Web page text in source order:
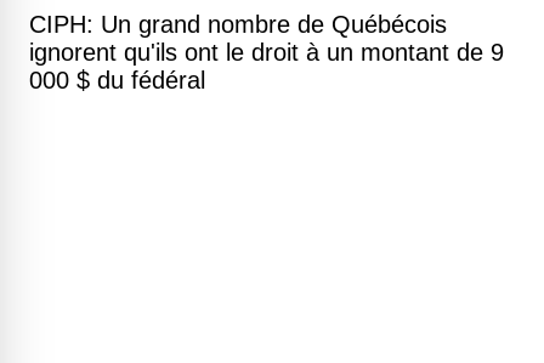
CIPH: Un grand nombre de Québécois
ignorent qu'ils ont le droit à un montant de 9
000 $ du fédéral